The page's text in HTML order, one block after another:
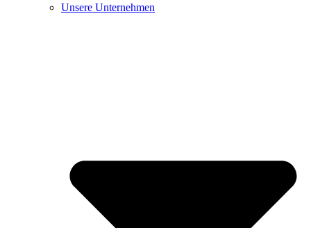
Unsere Unternehmen